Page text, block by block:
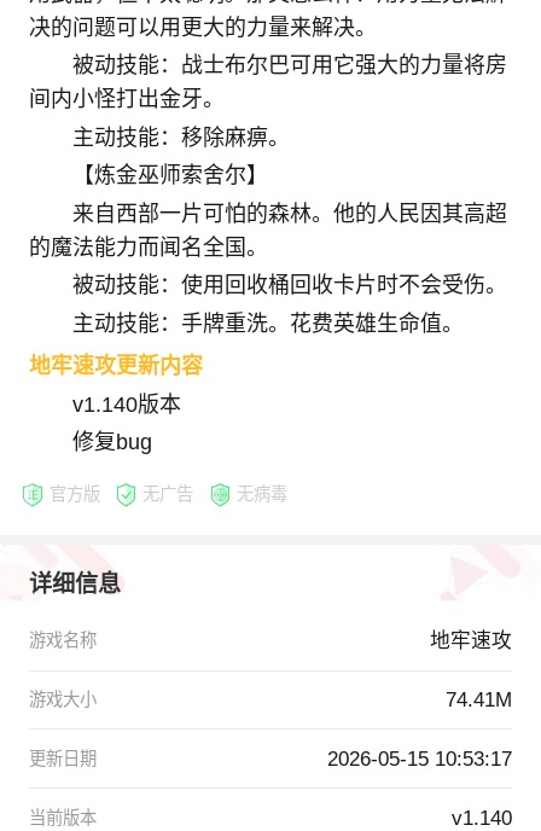
决的问题可以用更大的力量来解决。
被动技能：战士布尔巴可用它强大的力量将房
间内小怪打出金牙。
主动技能：移除麻痹。
【炼金巫师索舍尔】
来自西部一片可怕的森林。他的人民因其高超
的魔法能力而闻名全国。
被动技能：使用回收桶回收卡片时不会受伤。
主动技能：手牌重洗。花费英雄生命值。
地牢速攻更新内容
v1.140版本
修复bug
官方版 无广告 无病毒
详细信息
游戏名称 地牢速攻
游戏大小 74.41M
更新日期 2026-05-15 10:53:17
当前版本 v1.140